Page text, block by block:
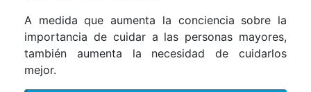
A medida que aumenta la conciencia sobre la
importancia de cuidar a las personas mayores,
también aumenta la necesidad de cuidarlos
mejor.